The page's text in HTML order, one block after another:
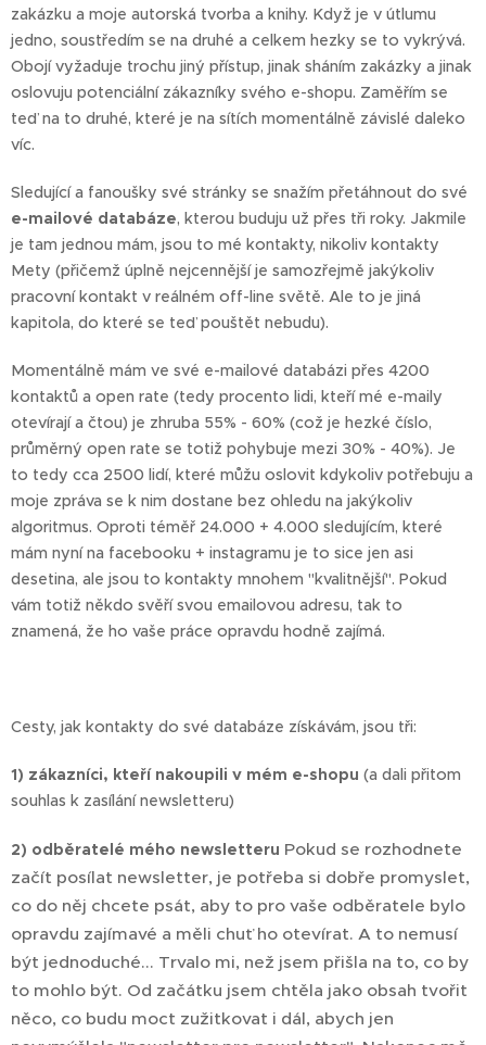
zakázku a moje autorská tvorba a knihy. Když je v útlumu
jedno, soustředím se na druhé a celkem hezky se to vykrývá.
Obojí vyžaduje trochu jiný přístup, jinak sháním zakázky a jinak
oslovuju potenciální zákazníky svého e-shopu. Zaměřím se
teď na to druhé, které je na sítích momentálně závislé daleko
víc.
Sledující a fanoušky své stránky se snažím přetáhnout do své
e-mailové databáze, kterou buduju už přes tři roky. Jakmile
je tam jednou mám, jsou to mé kontakty, nikoliv kontakty
Mety (přičemž úplně nejcennější je samozřejmě jakýkoliv
pracovní kontakt v reálném off-line světě. Ale to je jiná
kapitola, do které se teď pouštět nebudu).
Momentálně mám ve své e-mailové databázi přes 4200
kontaktů a open rate (tedy procento lidi, kteří mé e-maily
otevírají a čtou) je zhruba 55% - 60% (což je hezké číslo,
průměrný open rate se totiž pohybuje mezi 30% - 40%). Je
to tedy cca 2500 lidí, které můžu oslovit kdykoliv potřebuju a
moje zpráva se k nim dostane bez ohledu na jakýkoliv
algoritmus. Oproti téměř 24.000 + 4.000 sledujícím, které
mám nyní na facebooku + instagramu je to sice jen asi
desetina, ale jsou to kontakty mnohem "kvalitnější". Pokud
vám totiž někdo svěří svou emailovou adresu, tak to
znamená, že ho vaše práce opravdu hodně zajímá.
Cesty, jak kontakty do své databáze získávám, jsou tři:
1) zákazníci, kteří nakoupili v mém e-shopu (a dali přitom
souhlas k zasílání newsletteru)
2) odběratelé mého newsletteru Pokud se rozhodnete
začít posílat newsletter, je potřeba si dobře promyslet,
co do něj chcete psát, aby to pro vaše odběratele bylo
opravdu zajímavé a měli chuť ho otevírat. A to nemusí
být jednoduché... Trvalo mi, než jsem přišla na to, co by
to mohlo být. Od začátku jsem chtěla jako obsah tvořit
něco, co budu moct zužitkovat i dál, abych jen